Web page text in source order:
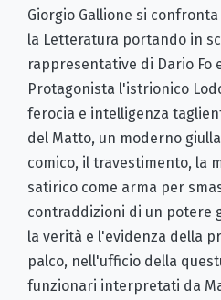
Giorgio Gallione si
la Letteratura portando in
rappresentative di Dario Fo
Protagonista l'istrionico
ferocia e intelligenza
del Matto, un moderno
comico, il travestimento, la
satirico come arma per
contraddizioni di un potere
la verità e l'evidenza della
palco, nell'ufficio della
funzionari interpretati da